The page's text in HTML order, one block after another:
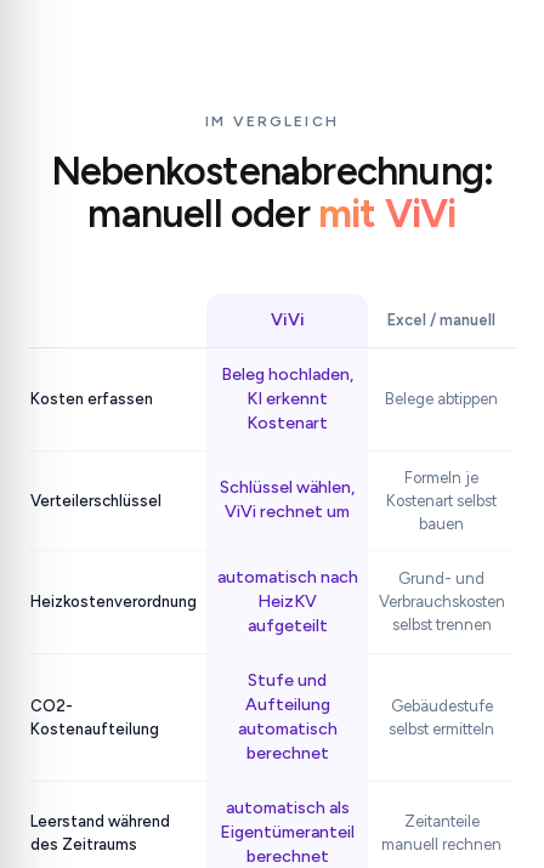
IM VERGLEICH
Nebenkostenabrechnung:
manuell oder mit ViVi
ViVi Excel / manuell
Kosten erfassen
Beleg hochladen,
KI erkennt
Kostenart
Belege abtippen
Verteilerschlüssel
Schlüssel wählen,
ViVi rechnet um
Formeln je
Kostenart selbst
bauen
Heizkostenverordnung
automatisch nach
HeizKV
aufgeteilt
Grund- und
Verbrauchskosten
selbst trennen
CO2-
Kostenaufteilung
Stufe und
Aufteilung
automatisch
berechnet
Gebäudestufe
selbst ermitteln
Leerstand während
des Zeitraums
automatisch als
Eigentümeranteil
berechnet
Zeitanteile
manuell rechnen